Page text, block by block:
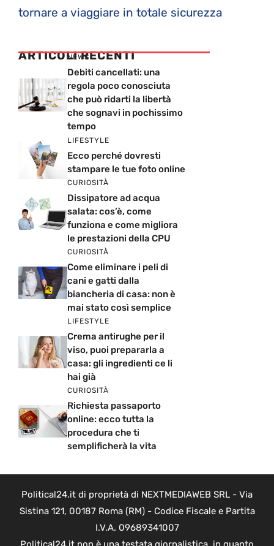
tornare a viaggiare in totale sicurezza
ARTICOLI RECENTI
NEWS
Debiti cancellati: una
regola poco conosciuta
che può ridarti la libertà
che sognavi in pochissimo
tempo
LIFESTYLE
Ecco perché dovresti
stampare le tue foto online
CURIOSITÀ
Dissipatore ad acqua
salata: cos’è, come
funziona e come migliora
le prestazioni della CPU
CURIOSITÀ
Come eliminare i peli di
cani e gatti dalla
biancheria di casa: non è
mai stato così semplice
LIFESTYLE
Crema antirughe per il
viso, puoi prepararla a
casa: gli ingredienti ce li
hai già
CURIOSITÀ
Richiesta passaporto
online: ecco tutta la
procedura che ti
semplificherà la vita
Political24.it di proprietà di NEXTMEDIAWEB SRL - Via
Sistina 121, 00187 Roma (RM) - Codice Fiscale e Partita
I.V.A. 09689341007